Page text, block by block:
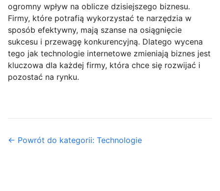
ogromny wpływ na oblicze dzisiejszego biznesu.
Firmy, które potrafią wykorzystać te narzędzia w
sposób efektywny, mają szanse na osiągnięcie
sukcesu i przewagę konkurencyjną. Dlatego wycena
tego jak technologie internetowe zmieniają biznes jest
kluczowa dla każdej firmy, która chce się rozwijać i
pozostać na rynku.
← Powrót do kategorii: Technologie